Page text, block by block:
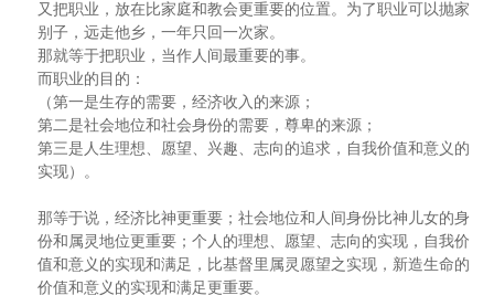
又把职业，放在比家庭和教会更重要的位置。为了职业可以抛家
别子，远走他乡，一年只回一次家。
那就等于把职业，当作人间最重要的事。
而职业的目的：
（第一是生存的需要，经济收入的来源；
第二是社会地位和社会身份的需要，尊卑的来源；
第三是人生理想、愿望、兴趣、志向的追求，自我价值和意义的
实现）。
那等于说，经济比神更重要；社会地位和人间身份比神儿女的身
份和属灵地位更重要；个人的理想、愿望、志向的实现，自我价
值和意义的实现和满足，比基督里属灵愿望之实现，新造生命的
价值和意义的实现和满足更重要。